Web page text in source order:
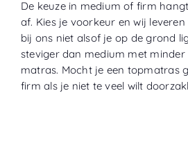
De keuze in medium of firm
af. Kies je voorkeur en wij
bij ons niet alsof je op de grond
steviger dan medium met minder
matras. Mocht je een topmatras
firm als je niet te veel wilt